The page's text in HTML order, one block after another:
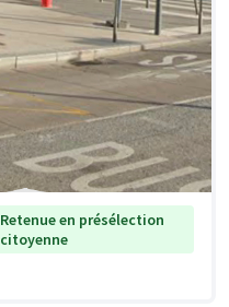
Retenue en présélection
citoyenne